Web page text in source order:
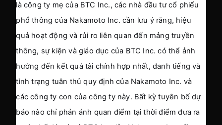
là công ty mẹ của BTC Inc., các nhà đầu tư cổ phiếu
phổ thông của Nakamoto Inc. cần lưu ý rằng, hiệu
quả hoạt động và rủi ro liên quan đến mảng truyền
thông, sự kiện và giáo dục của BTC Inc. có thể ảnh
hưởng đến kết quả tài chính hợp nhất, danh tiếng và
tình trạng tuân thủ quy định của Nakamoto Inc. và
các công ty con của công ty này. Bất kỳ tuyên bố dự
báo nào chỉ phản ánh quan điểm tại thời điểm đưa ra